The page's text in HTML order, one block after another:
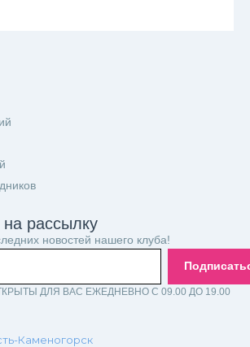
рассылку
новостей нашего клуба!
ДЛЯ ВАС ЕЖЕДНЕВНО С 09.00 ДО 19.00
Каменогорск